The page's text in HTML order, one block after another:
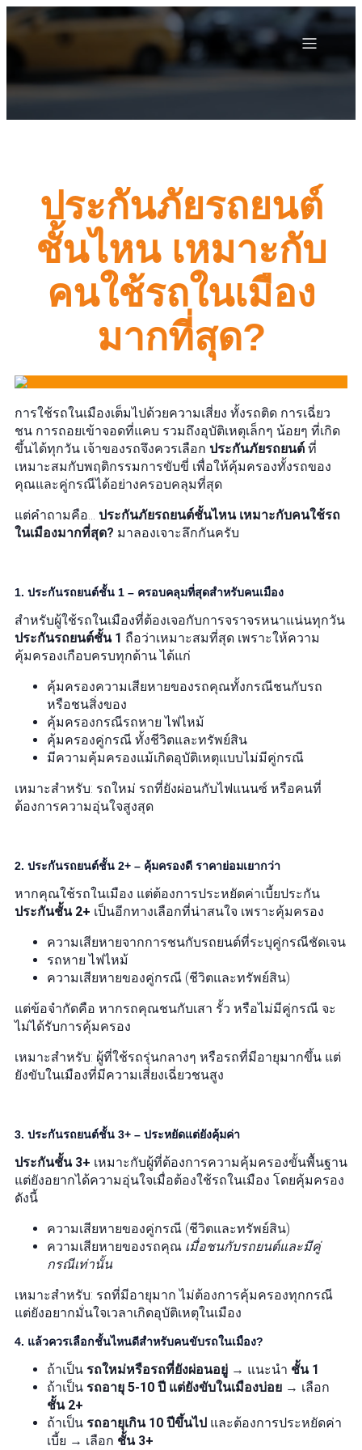
ประกันภัยรถยนต์
ชั้นไหน เหมาะกับ
คนใช้รถในเมือง
มากที่สุด?
การใช้รถในเมืองเต็มไปด้วยความเสี่ยง ทั้งรถติด การเฉี่ยว
ชน การถอยเข้าจอดที่แคบ รวมถึงอุบัติเหตุเล็กๆ น้อยๆ ที่เกิด
ขึ้นได้ทุกวัน เจ้าของรถจึงควรเลือก ประกันภัยรถยนต์ ที่
เหมาะสมกับพฤติกรรมการขับขี่ เพื่อให้คุ้มครองทั้งรถของ
คุณและคู่กรณีได้อย่างครอบคลุมที่สุด
แต่คำถามคือ… ประกันภัยรถยนต์ชั้นไหน เหมาะกับคนใช้รถ
ในเมืองมากที่สุด? มาลองเจาะลึกกันครับ
1. ประกันรถยนต์ชั้น 1 – ครอบคลุมที่สุดสำหรับคนเมือง
สำหรับผู้ใช้รถในเมืองที่ต้องเจอกับการจราจรหนาแน่นทุกวัน
ประกันรถยนต์ชั้น 1 ถือว่าเหมาะสมที่สุด เพราะให้ความ
คุ้มครองเกือบครบทุกด้าน ได้แก่
คุ้มครองความเสียหายของรถคุณทั้งกรณีชนกับรถ
หรือชนสิ่งของ
คุ้มครองกรณีรถหาย ไฟไหม้
คุ้มครองคู่กรณี ทั้งชีวิตและทรัพย์สิน
มีความคุ้มครองแม้เกิดอุบัติเหตุแบบไม่มีคู่กรณี
เหมาะสำหรับ: รถใหม่ รถที่ยังผ่อนกับไฟแนนซ์ หรือคนที่
ต้องการความอุ่นใจสูงสุด
2. ประกันรถยนต์ชั้น 2+ – คุ้มครองดี ราคาย่อมเยากว่า
หากคุณใช้รถในเมือง แต่ต้องการประหยัดค่าเบี้ยประกัน
ประกันชั้น 2+ เป็นอีกทางเลือกที่น่าสนใจ เพราะคุ้มครอง
ความเสียหายจากการชนกับรถยนต์ที่ระบุคู่กรณีชัดเจน
รถหาย ไฟไหม้
ความเสียหายของคู่กรณี (ชีวิตและทรัพย์สิน)
แต่ข้อจำกัดคือ หากรถคุณชนกับเสา รั้ว หรือไม่มีคู่กรณี จะ
ไม่ได้รับการคุ้มครอง
เหมาะสำหรับ: ผู้ที่ใช้รถรุ่นกลางๆ หรือรถที่มีอายุมากขึ้น แต่
ยังขับในเมืองที่มีความเสี่ยงเฉี่ยวชนสูง
3. ประกันรถยนต์ชั้น 3+ – ประหยัดแต่ยังคุ้มค่า
ประกันชั้น 3+ เหมาะกับผู้ที่ต้องการความคุ้มครองขั้นพื้นฐาน
แต่ยังอยากได้ความอุ่นใจเมื่อต้องใช้รถในเมือง โดยคุ้มครอง
ดังนี้
ความเสียหายของคู่กรณี (ชีวิตและทรัพย์สิน)
ความเสียหายของรถคุณ เมื่อชนกับรถยนต์และมีคู่
กรณีเท่านั้น
เหมาะสำหรับ: รถที่มีอายุมาก ไม่ต้องการคุ้มครองทุกกรณี
แต่ยังอยากมั่นใจเวลาเกิดอุบัติเหตุในเมือง
4. แล้วควรเลือกชั้นไหนดีสำหรับคนขับรถในเมือง?
ถ้าเป็น รถใหม่หรือรถที่ยังผ่อนอยู่ → แนะนำ ชั้น 1
ถ้าเป็น รถอายุ 5-10 ปี แต่ยังขับในเมืองบ่อย → เลือก
ชั้น 2+
ถ้าเป็น รถอายุเกิน 10 ปีขึ้นไป และต้องการประหยัดค่า
เบี้ย → เลือก ชั้น 3+